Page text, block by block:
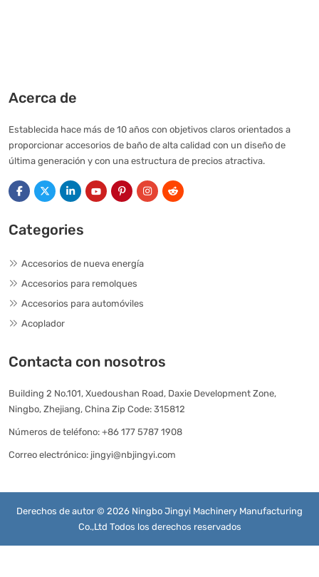
Acerca de
Establecida hace más de 10 años con objetivos claros orientados a
proporcionar accesorios de baño de alta calidad con un diseño de
última generación y con una estructura de precios atractiva.
Categories
Accesorios de nueva energía
Accesorios para remolques
Accesorios para automóviles
Acoplador
Contacta con nosotros
Building 2 No.101, Xuedoushan Road, Daxie Development Zone,
Ningbo, Zhejiang, China Zip Code: 315812
Números de teléfono: +86 177 5787 1908
Correo electrónico: jingyi@nbjingyi.com
Derechos de autor © 2026 Ningbo Jingyi Machinery Manufacturing
Co.,Ltd Todos los derechos reservados